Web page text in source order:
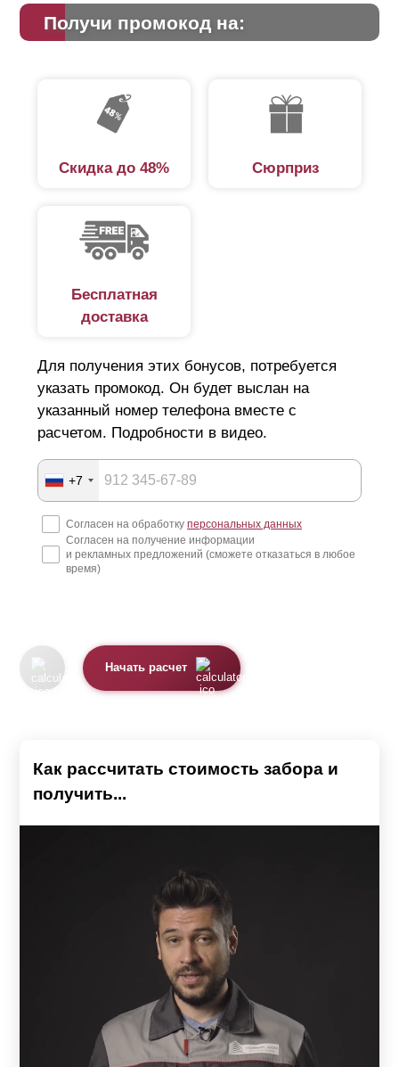
Получи промокод на:
Скидка до 48% Сюрприз
Бесплатная
доставка
Для получения этих бонусов, потребуется
указать промокод. Он будет выслан на
указанный номер телефона вместе с
расчетом. Подробности в видео.
+7
Согласен на обработку персональных данных
Согласен на получение информации
и рекламных предложений (сможете отказаться в любое
время)
Начать расчет
Как рассчитать стоимость забора и
получить...